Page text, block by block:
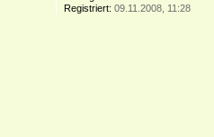
Registriert: 09.11.2008, 11:28